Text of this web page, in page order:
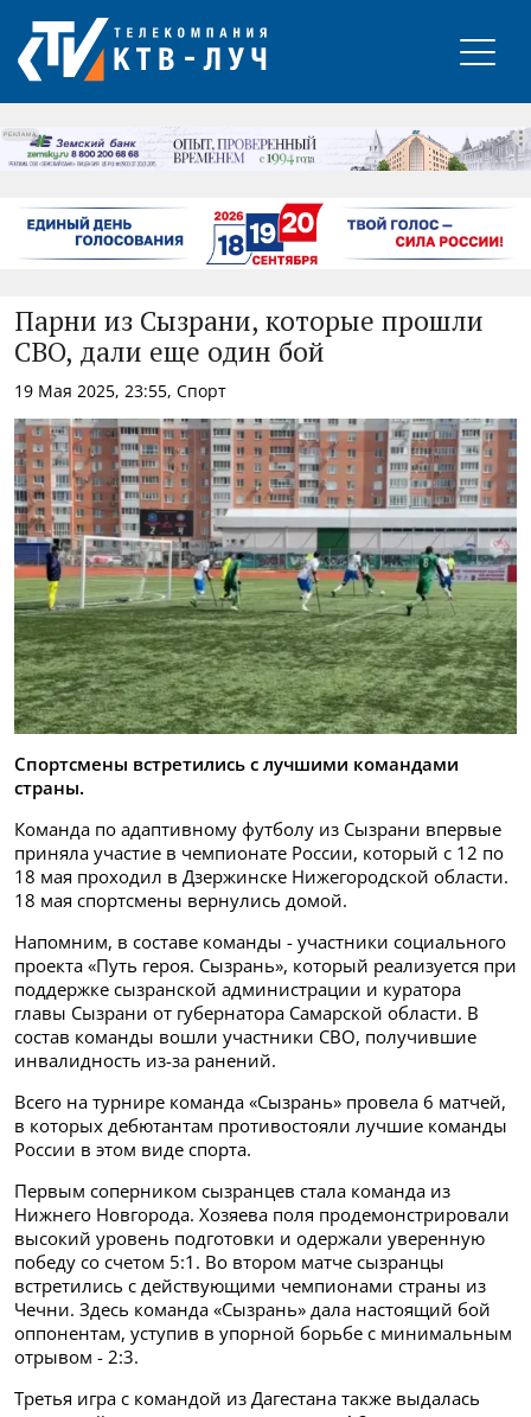
РЕКЛАМА
Парни из Сызрани, которые прошли
СВО, дали еще один бой
19 Мая 2025, 23:55, Спорт
Спортсмены встретились с лучшими командами
страны.
Команда по адаптивному футболу из Сызрани впервые
приняла участие в чемпионате России, который с 12 по
18 мая проходил в Дзержинске Нижегородской области.
18 мая спортсмены вернулись домой.
Напомним, в составе команды - участники социального
проекта «Путь героя. Сызрань», который реализуется при
поддержке сызранской администрации и куратора
главы Сызрани от губернатора Самарской области. В
состав команды вошли участники СВО, получившие
инвалидность из-за ранений.
Всего на турнире команда «Сызрань» провела 6 матчей,
в которых дебютантам противостояли лучшие команды
России в этом виде спорта.
Первым соперником сызранцев стала команда из
Нижнего Новгорода. Хозяева поля продемонстрировали
высокий уровень подготовки и одержали уверенную
победу со счетом 5:1. Во втором матче сызранцы
встретились с действующими чемпионами страны из
Чечни. Здесь команда «Сызрань» дала настоящий бой
оппонентам, уступив в упорной борьбе с минимальным
отрывом - 2:3.
Третья игра с командой из Дагестана также выдалась